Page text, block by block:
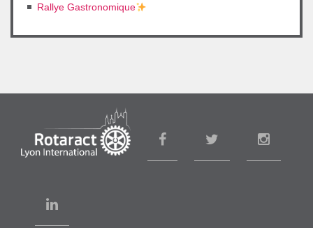
Rallye Gastronomique